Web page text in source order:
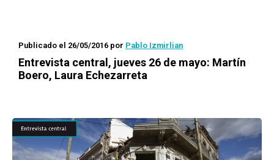
Publicado el 26/05/2016 por Pablo Izmirlian
Entrevista central, jueves 26 de mayo: Martín
Boero, Laura Echezarreta